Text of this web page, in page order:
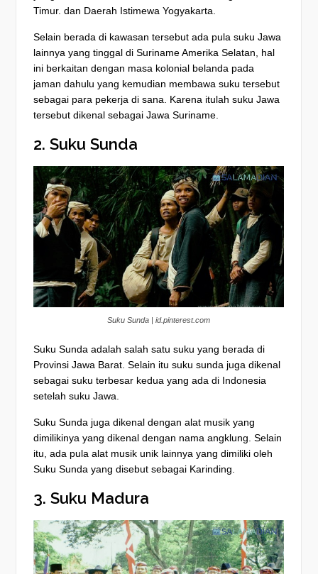
Timur. dan Daerah Istimewa Yogyakarta.
Selain berada di kawasan tersebut ada pula suku Jawa
lainnya yang tinggal di Suriname Amerika Selatan, hal
ini berkaitan dengan masa kolonial belanda pada
jaman dahulu yang kemudian membawa suku tersebut
sebagai para pekerja di sana. Karena itulah suku Jawa
tersebut dikenal sebagai Jawa Suriname.
2. Suku Sunda
Suku Sunda | id.pinterest.com
Suku Sunda adalah salah satu suku yang berada di
Provinsi Jawa Barat. Selain itu suku sunda juga dikenal
sebagai suku terbesar kedua yang ada di Indonesia
setelah suku Jawa.
Suku Sunda juga dikenal dengan alat musik yang
dimilikinya yang dikenal dengan nama angklung. Selain
itu, ada pula alat musik unik lainnya yang dimiliki oleh
Suku Sunda yang disebut sebagai Karinding.
3. Suku Madura